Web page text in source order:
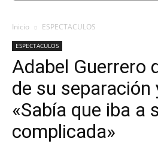
Inicio ESPECTACULOS
ESPECTACULOS
Adabel Guerrero
de su separación
«Sabía que iba a
complicada»